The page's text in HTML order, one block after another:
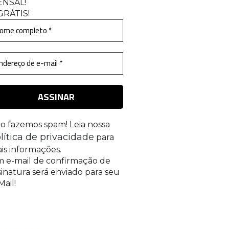
!
fazemos spam! Leia nossa
de privacidade para
informações.
e-mail de confirmação de
será enviado para seu